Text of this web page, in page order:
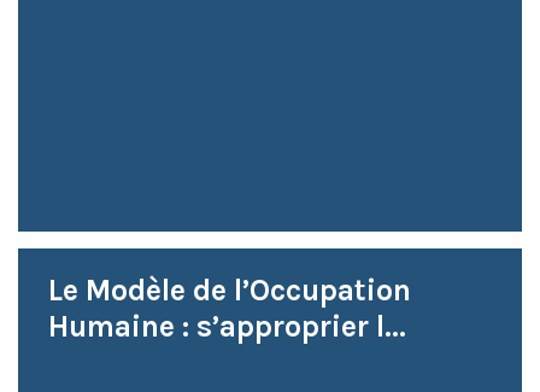
Le Modèle de l’Occupation
Humaine : s’approprier l...